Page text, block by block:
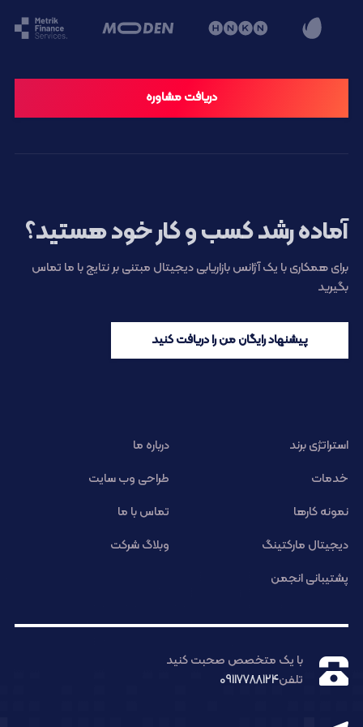
دریافت مشاوره
آماده رشد کسب و کار خود هستید؟
برای همکاری با یک آژانس بازاریابی دیجیتال مبتنی بر نتایج با ما تماس
بگیرید
پیشنهاد رایگان من را دریافت کنید
استراتژی برند
درباره ما
خدمات
طراحی وب سایت
نمونه کارها
تماس با ما
دیجیتال مارکتینگ
وبلاگ شرکت
پشتیبانی انجمن
با یک متخصص صحبت کنید
تلفن09117788124